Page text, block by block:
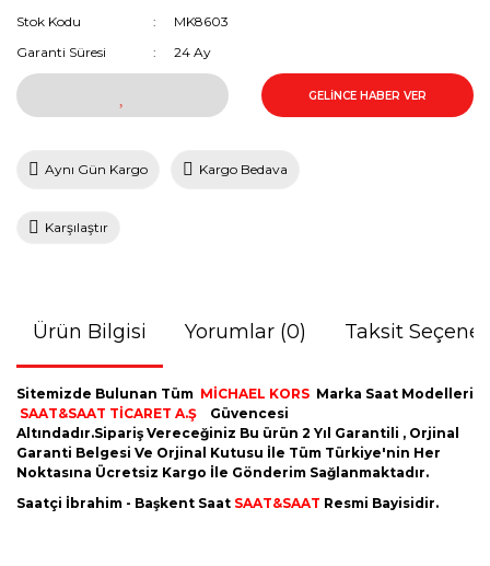
Stok Kodu
MK8603
Garanti Süresi
24 Ay
GELİNCE HABER VER
Aynı Gün Kargo Kargo Bedava
Karşılaştır
Ürün Bilgisi Yorumlar (0) Taksit
Sitemizde Bulunan Tüm MİCHAEL KORS Marka Saat Modelleri
SAAT&SAAT TİCARET A.Ş
Güvencesi
Altındadır.Sipariş Vereceğiniz Bu ürün 2 Yıl Garantili , Orjinal
Garanti Belgesi Ve Orjinal Kutusu İle Tüm Türkiye'nin Her
Noktasına Ücretsiz Kargo İle Gönderim Sağlanmaktadır.
Saatçi İbrahim - Başkent Saat SAAT&SAAT Resmi Bayisidir.